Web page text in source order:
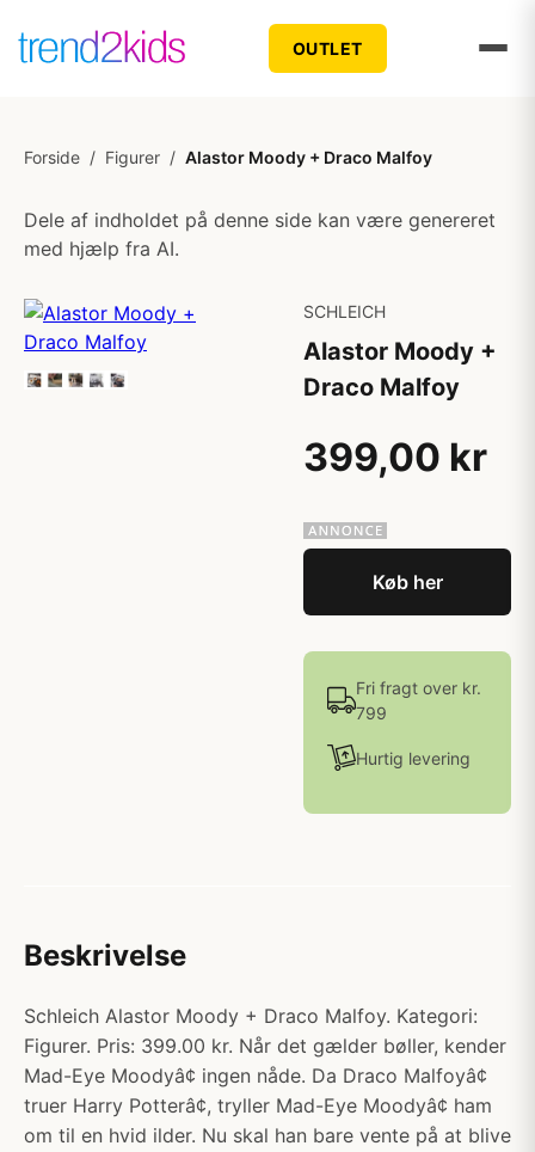
OUTLET
Forside / Figurer / Alastor Moody + Draco Malfoy
Dele af indholdet på denne side kan være genereret
med hjælp fra AI.
SCHLEICH
Alastor Moody +
Draco Malfoy
399,00 kr
Køb her
Fri fragt over kr.
799
Hurtig levering
Beskrivelse
Schleich Alastor Moody + Draco Malfoy. Kategori:
Figurer. Pris: 399.00 kr. Når det gælder bøller, kender
Mad-Eye Moodyâ¢ ingen nåde. Da Draco Malfoyâ¢
truer Harry Potterâ¢, tryller Mad-Eye Moodyâ¢ ham
om til en hvid ilder. Nu skal han bare vente på at blive